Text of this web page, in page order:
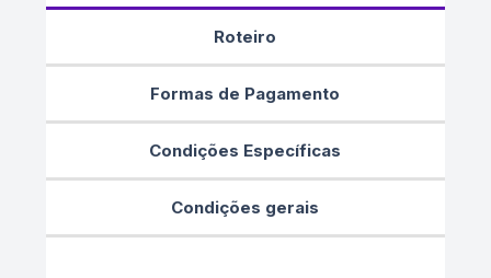
Roteiro
Formas de Pagamento
Condições Específicas
Condições gerais